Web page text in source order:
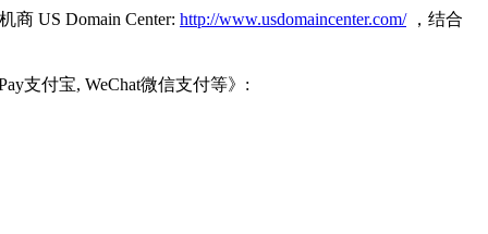
US Domain Center: http://www.usdomaincenter.com/，结合
支付宝, WeChat微信支付等》: